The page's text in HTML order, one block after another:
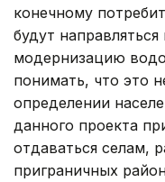
конечному
будут
модернизацию
понимать, что это
определении
данного проекта
отдаваться селам,
приграничных